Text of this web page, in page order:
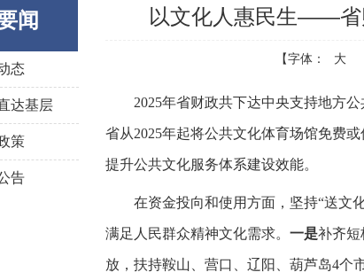
闻
态
达基层
策
告
以文化人惠民生——省
【字体： 大
2025年省财政共下达中央支持地方公
省从2025年起将公共文化体育场馆免费
提升公共文化服务体系建设效能。
在资金投向和使用方面，坚持“送文化
满足人民群众精神文化需求。 一是补齐短
放，扶持鞍山、营口、辽阳、葫芦岛4个